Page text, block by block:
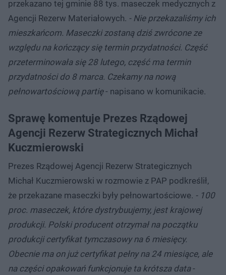
przekazano tej gminie 88 tys. maseczek medycznych z
Agencji Rezerw Materiałowych. - Nie przekazaliśmy ich
mieszkańcom. Maseczki zostaną dziś zwrócone ze
względu na kończący się termin przydatności. Część
przeterminowała się 28 lutego, część ma termin
przydatności do 8 marca. Czekamy na nową
pełnowartościową partię- napisano w komunikacie.
Sprawę komentuje Prezes Rządowej
Agencji Rezerw Strategicznych Michał
Kuczmierowski
Prezes Rządowej Agencji Rezerw Strategicznych
Michał Kuczmierowski w rozmowie z PAP podkreślił,
że przekazane maseczki były pełnowartościowe. - 100
proc. maseczek, które dystrybuujemy, jest krajowej
produkcji. Polski producent otrzymał na początku
produkcji certyfikat tymczasowy na 6 miesięcy.
Obecnie ma on już certyfikat pełny na 24 miesiące, ale
na części opakowań funkcjonuje ta krótsza data-